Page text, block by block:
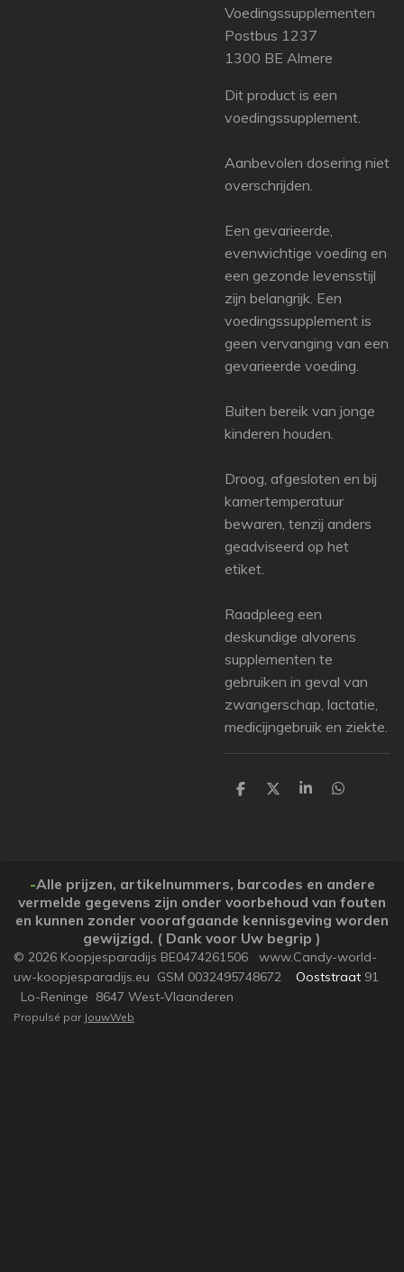
Voedingssupplementen
Postbus 1237
1300 BE Almere
Dit product is een
voedingssupplement.
Aanbevolen dosering niet
overschrijden.
Een gevarieerde,
evenwichtige voeding en
een gezonde levensstijl
zijn belangrijk. Een
voedingssupplement is
geen vervanging van een
gevarieerde voeding.
Buiten bereik van jonge
kinderen houden.
Droog, afgesloten en bij
kamertemperatuur
bewaren, tenzij anders
geadviseerd op het
etiket.
Raadpleeg een
deskundige alvorens
supplementen te
gebruiken in geval van
zwangerschap, lactatie,
medicijngebruik en ziekte.
P
e
P
e
r
P
e
r
P
e
-Alle prijzen, artikelnummers, barcodes en andere
vermelde gegevens zijn onder voorbehoud van fouten
en kunnen zonder voorafgaande kennisgeving worden
gewijzigd. ( Dank voor Uw begrip )
© 2026 Koopjesparadijs BE0474261506 www.Candy-world-
uw-koopjesparadijs.eu GSM 0032495748672 Ooststraat 91
Lo-Reninge 8647 West-Vlaanderen
Propulsé par JouwWeb